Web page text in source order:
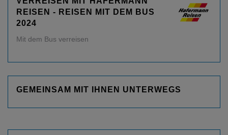
REISEN - REISEN MIT DEM BUS
2024
Mit dem Bus verreisen
GEMEINSAM MIT IHNEN UNTERWEGS